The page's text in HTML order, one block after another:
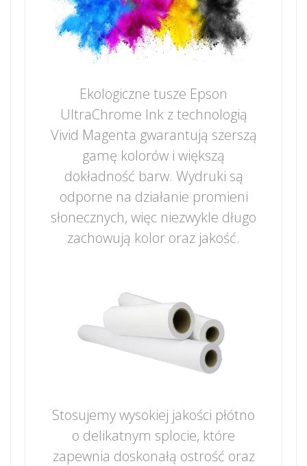
Ekologiczne tusze Epson
UltraChrome Ink z technologią
Vivid Magenta gwarantują szerszą
gamę kolorów i większą
dokładność barw. Wydruki są
odporne na działanie promieni
słonecznych, więc niezwykle długo
zachowują kolor oraz jakość.
Stosujemy wysokiej jakości płótno
o delikatnym splocie, które
zapewnia doskonałą ostrość oraz